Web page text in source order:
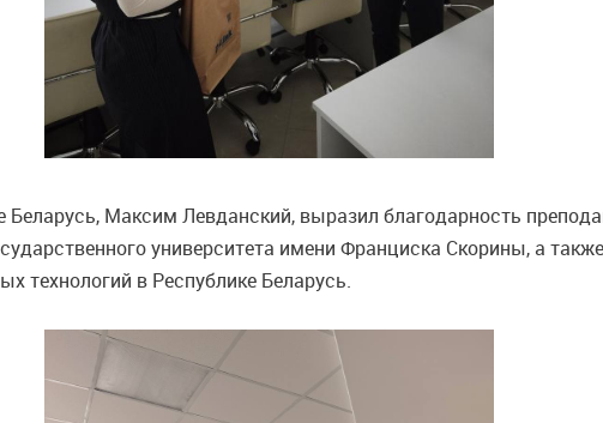
Беларусь, Максим Левданский, выразил благодарность
университета имени Франциска Скорины, а
технологий в Республике Беларусь.